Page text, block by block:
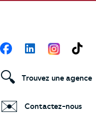
Suivez-nous
FacebookLinkedIn
🔍 Trouvez une agence
✉️ Contactez-nous